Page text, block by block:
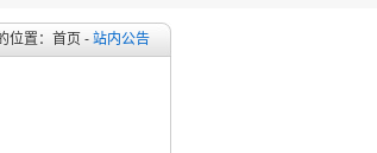
位置：首页 - 站内公告